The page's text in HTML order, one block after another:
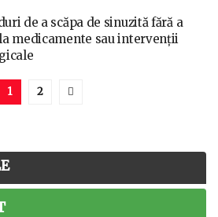
de a scăpa de sinuzită fără a
medicamente sau intervenții
1 2